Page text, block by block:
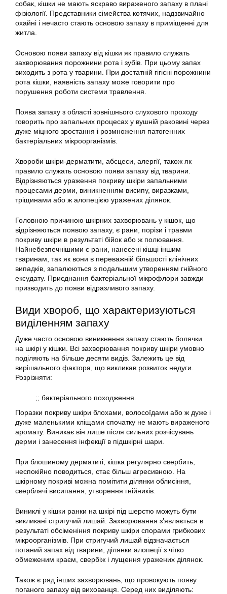
собак, кішки не мають яскраво вираженого запаху в плані
фізіології. Представники сімейства котячих, надзвичайно
охайні і нечасто стають основою запаху в приміщенні для
житла.
Основою появи запаху від кішки як правило служать
захворювання порожнини рота і зубів. При цьому запах
виходить з рота у тварини. При достатній гігієні порожнини
рота кішки, наявність запаху може говорити про
порушення роботи системи травлення.
Поява запаху з області зовнішнього слухового проходу
говорить про запальних процесах у вушній раковині через
дуже міцного зростання і розмноження патогенних
бактеріальних мікроорганізмів.
Хвороби шкіри-дерматити, абсцеси, алергії, також як
правило служать основою появи запаху від тварини.
Відрізняються ураження покриву шкіри запальними
процесами дерми, виникненням висипу, виразками,
тріщинами або ж алопецією уражених ділянок.
Головною причиною шкірних захворювань у кішок, що
відрізняються появою запаху, є рани, порізи і травми
покриву шкіри в результаті бійок або ж полювання.
Найнебезпечнішими є рани, нанесені кішці іншим
тваринам, так як вони в переважній більшості клінічних
випадків, запалюються з подальшим утворенням гнійного
ексудату. Приєднання бактеріальної мікрофлори завжди
призводить до появи відразливого запаху.
Види хвороб, що характеризуються
виділенням запаху
Дуже часто основою виникнення запаху стають болячки
на шкірі у кішки. Всі захворювання покриву шкіри умовно
поділяють на більше десяти видів. Залежить це від
вирішального фактора, що викликав розвиток недуги.
Розрізняти:
;; бактеріального походження.
Поразки покриву шкіри блохами, волосоїдами або ж дуже і
дуже маленькими кліщами спочатку не мають вираженого
аромату. Виникає він лише після сильних розчісувань
дерми і занесення інфекції в підшкірні шари.
При блошиному дерматиті, кішка регулярно свербить,
неспокійно поводиться, стає більш агресивною. На
шкірному покриві можна помітити ділянки облисіння,
сверблячі висипання, утворення гнійників.
Виниклі у кішки ранки на шкірі під шерстю можуть бути
викликані стригучий лишай. Захворювання з’являється в
результаті обсіменіння покриву шкіри спорами грибкових
мікроорганізмів. При стригучий лишай відзначається
поганий запах від тварини, ділянки алопеції з чітко
обмеженим краєм, свербіж і лущення уражених ділянок.
Також є ряд інших захворювань, що провокують появу
поганого запаху від вихованця. Серед них виділяють: